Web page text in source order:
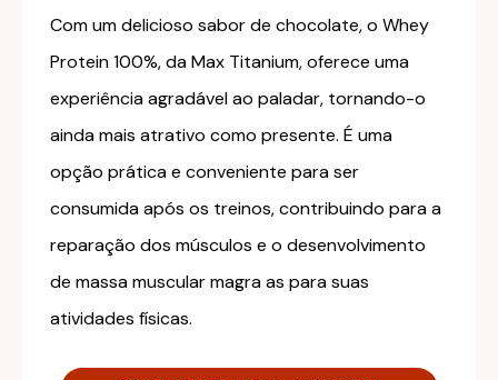
Com um delicioso sabor de chocolate, o Whey
Protein 100%, da Max Titanium, oferece uma
experiência agradável ao paladar, tornando-o
ainda mais atrativo como presente. É uma
opção prática e conveniente para ser
consumida após os treinos, contribuindo para a
reparação dos músculos e o desenvolvimento
de massa muscular magra as para suas
atividades físicas.